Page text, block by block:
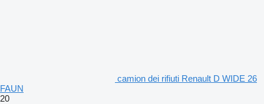
camion dei rifiuti Renault D WIDE 26
FAUN
20